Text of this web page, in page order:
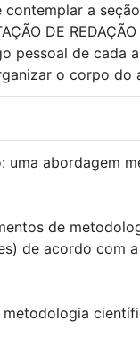
contemplar a
DE
pessoal de cada
o corpo
uma abordagem
de
de acordo com